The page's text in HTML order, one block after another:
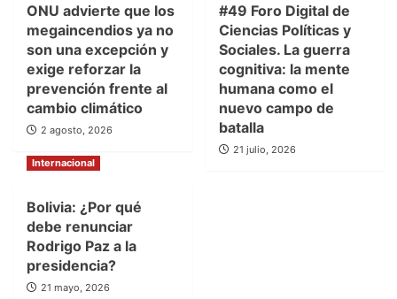
ONU advierte que los
megaincendios ya no
son una excepción y
exige reforzar la
prevención frente al
cambio climático
2 agosto, 2026
#49 Foro Digital de
Ciencias Políticas y
Sociales. La guerra
cognitiva: la mente
humana como el
nuevo campo de
batalla
21 julio, 2026
Internacional
Bolivia: ¿Por qué
debe renunciar
Rodrigo Paz a la
presidencia?
21 mayo, 2026